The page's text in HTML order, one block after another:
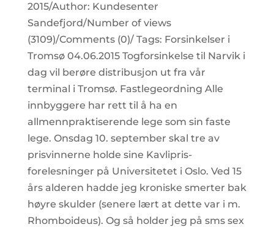
2015/Author: Kundesenter
Sandefjord/Number of views
(3109)/Comments (0)/ Tags: Forsinkelser i
Tromsø 04.06.2015 Togforsinkelse til Narvik i
dag vil berøre distribusjon ut fra vår
terminal i Tromsø. Fastlegeordning Alle
innbyggere har rett til å ha en
allmennpraktiserende lege som sin faste
lege. Onsdag 10. september skal tre av
prisvinnerne holde sine Kavlipris-
forelesninger på Universitetet i Oslo. Ved 15
års alderen hadde jeg kroniske smerter bak
høyre skulder (senere lært at dette var i m.
Rhomboideus). Og så holder jeg på sms sex